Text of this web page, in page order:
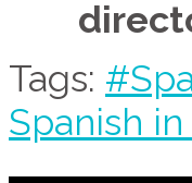
Tags:
Spanish